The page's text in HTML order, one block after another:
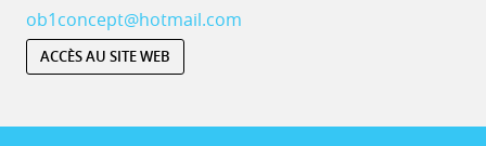
ob1concept@hotmail.com
ACCÈS AU SITE WEB